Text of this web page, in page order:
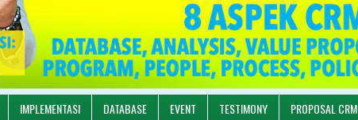
IMPLEMENTASI DATABASE EVENT TESTIMONY PROPOSAL CRM